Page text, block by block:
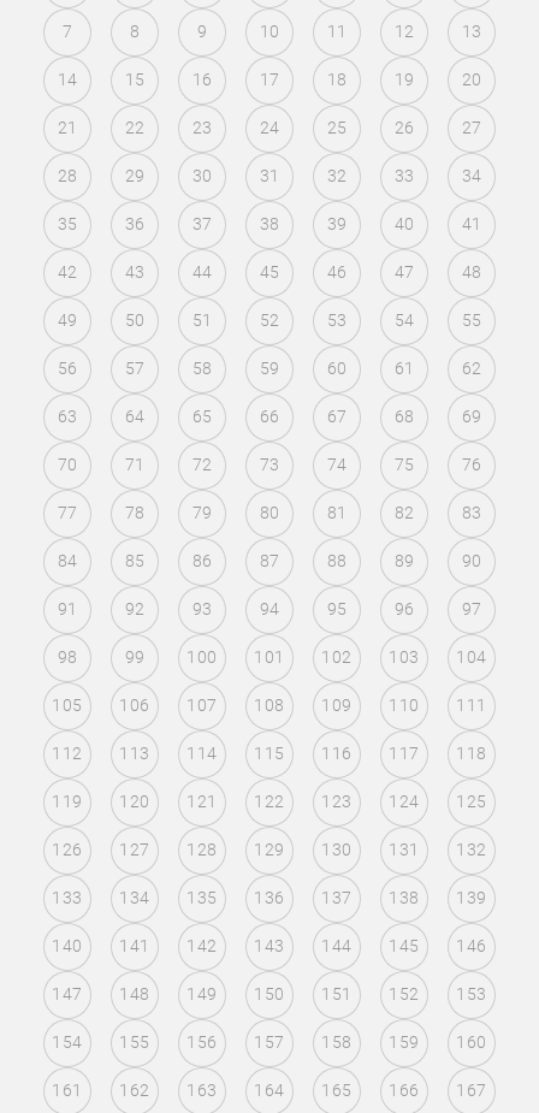
7 8 9 10 11 12 13
14 15 16 17 18 19 20
21 22 23 24 25 26 27
28 29 30 31 32 33 34
35 36 37 38 39 40 41
42 43 44 45 46 47 48
49 50 51 52 53 54 55
56 57 58 59 60 61 62
63 64 65 66 67 68 69
70 71 72 73 74 75 76
77 78 79 80 81 82 83
84 85 86 87 88 89 90
91 92 93 94 95 96 97
98 99 100 101 102 103 104
105 106 107 108 109 110 111
112 113 114 115 116 117 118
119 120 121 122 123 124 125
126 127 128 129 130 131 132
133 134 135 136 137 138 139
140 141 142 143 144 145 146
147 148 149 150 151 152 153
154 155 156 157 158 159 160
161 162 163 164 165 166 167